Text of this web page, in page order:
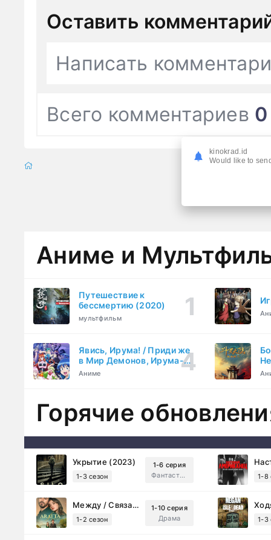
Оставить
Написать
Всего комментариев 0
Аниме и
Путешествие к
бессмертию (2020)
мультфильм
Явись, Ирума! / Приди же
в Мир Демонов, Ирума-
кун! (2019)
Аниме
Горячие
Укрытие (2023)
1-3 сезон
1-6 серия
Фантастика, Триллер, Драма
1-8
Между / Связанные судьбой (2025)
1-2 сезон
1-10 серия
Драма
1-3
kinokrad.id
Would like to